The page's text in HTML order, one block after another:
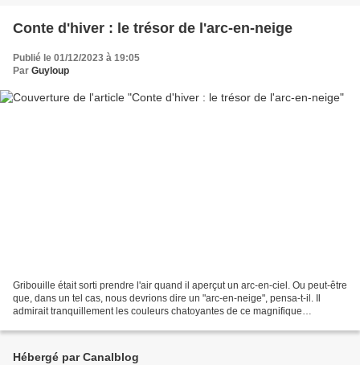
Conte d'hiver : le trésor de l'arc-en-neige
Publié le 01/12/2023 à 19:05
Par Guyloup
Gribouille était sorti prendre l'air quand il aperçut un arc-en-ciel. Ou peut-être
que, dans un tel cas, nous devrions dire un "arc-en-neige", pensa-t-il. Il
admirait tranquillement les couleurs chatoyantes de ce magnifique
Hébergé par Canalblog